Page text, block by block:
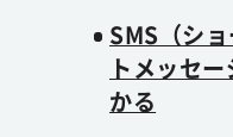
SMS（シ
トメッセ
かる